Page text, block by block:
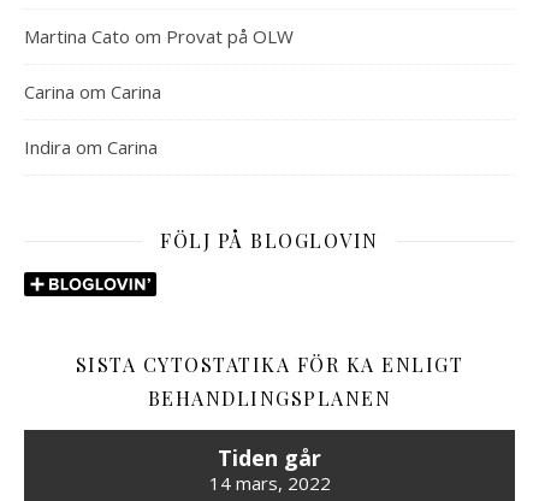
Martina Cato om Provat på OLW
Carina om Carina
Indira om Carina
FÖLJ PÅ BLOGLOVIN
SISTA CYTOSTATIKA FÖR KA ENLIGT
BEHANDLINGSPLANEN
Tiden går
14 mars, 2022